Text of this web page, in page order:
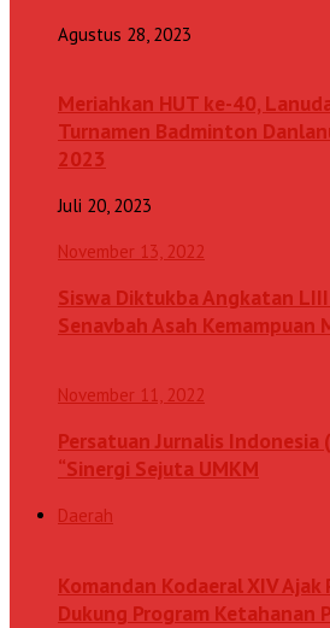
Agustus 28, 2023
Meriahkan HUT ke-40,
Turnamen Badminton
2023
Juli 20, 2023
November 13, 2022
Siswa Diktukba Angkatan
Senavbah Asah Kemampuan
November 11, 2022
Persatuan Jurnalis Indonesia
“Sinergi Sejuta UMKM
Daerah
Komandan Kodaeral XIV
Dukung Program Ketahanan